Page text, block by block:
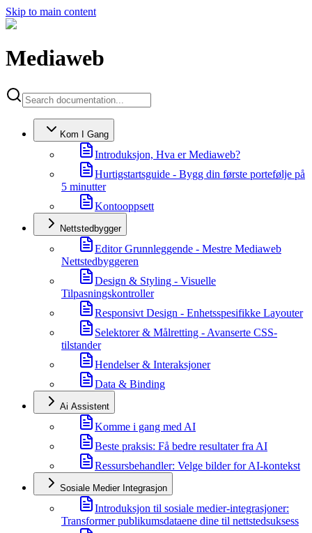
Skip to main content
Mediaweb
Kom I Gang
Introduksjon, Hva er Mediaweb?
Hurtigstartsguide - Bygg din første portefølje på
5 minutter
Kontooppsett
Nettstedbygger
Editor Grunnleggende - Mestre Mediaweb
Nettstedbyggeren
Design & Styling - Visuelle
Tilpasningskontroller
Responsivt Design - Enhetsspesifikke Layouter
Selektorer & Målretting - Avanserte CSS-
tilstander
Hendelser & Interaksjoner
Data & Binding
Ai Assistent
Komme i gang med AI
Beste praksis: Få bedre resultater fra AI
Ressursbehandler: Velge bilder for AI-kontekst
Sosiale Medier Integrasjon
Introduksjon til sosiale medier-integrasjoner:
Transformer publikumsdataene dine til nettstedsuksess